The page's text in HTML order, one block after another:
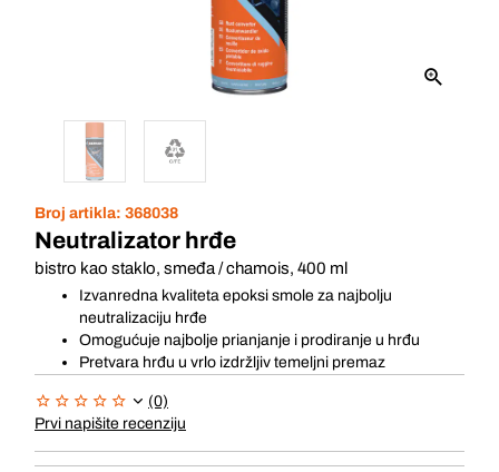
Broj artikla: 368038
Neutralizator hrđe
bistro kao staklo, smeđa / chamois, 400 ml
Izvanredna kvaliteta epoksi smole za najbolju
neutralizaciju hrđe
Omogućuje najbolje prianjanje i prodiranje u hrđu
Pretvara hrđu u vrlo izdržljiv temeljni premaz
(0)
Prvi napišite recenziju